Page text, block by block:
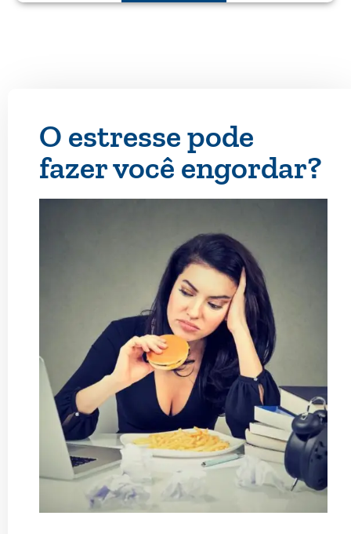
O estresse pode
fazer você engordar?